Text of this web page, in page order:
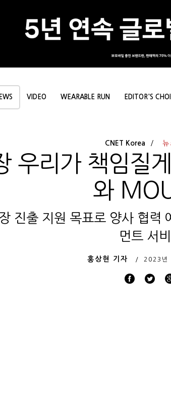
VIDEO WEARABLE RUN EDITOR'S
CNET Korea 뉴
우리가 책임질
와 MOU
진출 지원 목표로 양사 협력
먼트 서
홍상현 기자 2023년